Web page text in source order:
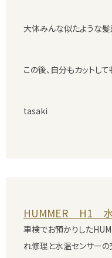
大体みんな似たような
この後、自分もカットして
tasaki
HUMMER H1 水
車検でお預かりした
れ修理と水温センサーの